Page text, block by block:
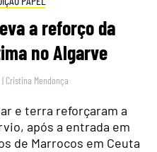
a reforço da
no Algarve
| Cristina Mendonça
e terra reforçaram a
após a entrada em
de Marrocos em Ceuta